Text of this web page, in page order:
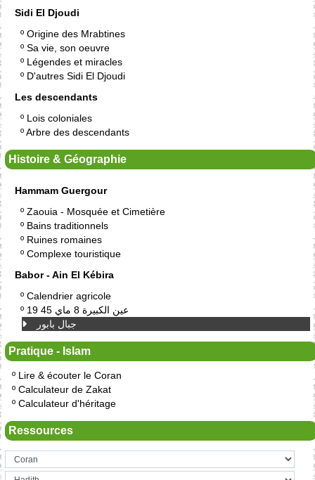
Sidi El Djoudi
º Origine des Mrabtines
º Sa vie, son oeuvre
º Légendes et miracles
º D'autres Sidi El Djoudi
Les descendants
º Lois coloniales
ºArbre des descendants
Histoire & Géographie
Hammam Guergour
º Zaouia - Mosquée et Cimetière
º Bains traditionnels
º Ruines romaines
º Complexe touristique
Babor - Ain El Kébira
º Calendrier agricole
º
19 عين الكبيرة 8 ماي 45
جبال بابور
Pratique - Islam
º Lire & écouter le Coran
º Calculateur de Zakat
º Calculateur d'héritage
Ressources